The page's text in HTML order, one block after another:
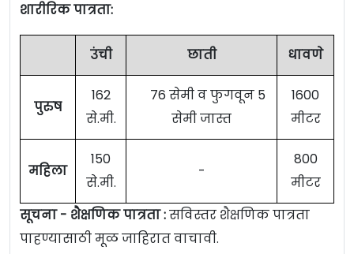
शारीरिक पात्रता:
उंची छाती धावणे
पुरुष
162
से.मी.
76 सेमी व फुगवून 5
सेमी जास्त
1600
मीटर
महिला
150
से.मी.
-
800
मीटर
सूचना - शैक्षणिक पात्रता :सविस्तर शैक्षणिक पात्रता
पाहण्यासाठी मूळ जाहिरात वाचावी.